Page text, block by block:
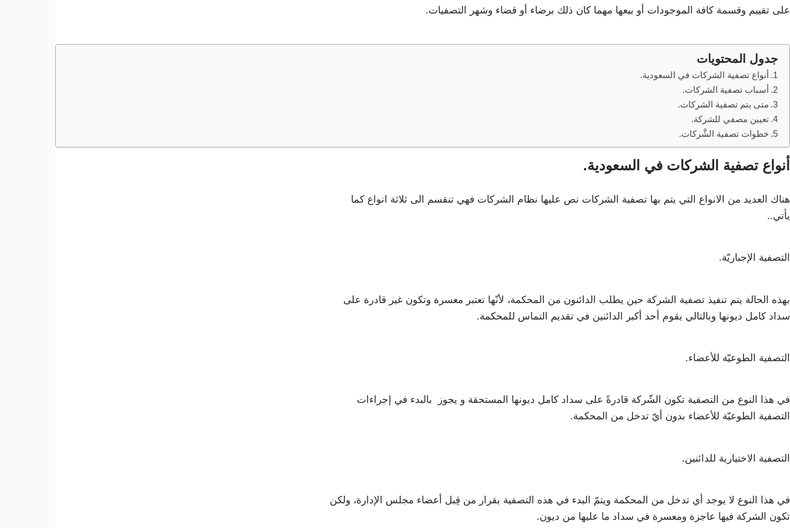
على تقييم وقسمة كافة الموجودات أو بيعها مهما كان ذلك برضاء أو قضاء وشهر التصفيات.
جدول المحتويات
أنواع تصفية الشركات في السعودية.
أسباب تصفية الشركات.
متى يتم تصفية الشركات.
تعيين مصفي للشركة.
خطوات تصفية الشَّركات.
أنواع تصفية الشركات في السعودية.
هناك العديد من الانواع التي يتم بها تصفية الشركات نص عليها نظام الشركات فهي تنقسم الى ثلاثة انواع كما
يأتي..
التصفية الإجباريّة.
بهذه الحالة يتم تنفيذ تصفية الشركة حين يطلب الدائنون من المحكمة، لأنّها تعتبر معسرة وتكون غير قادرة على
سداد كامل ديونها وبالتالي يقوم أحد أكبر الدائنين في تقديم التماس للمحكمة.
التصفية الطوعيّة للأعضاء.
في هذا النوع من التصفية تكون الشّركة قادرةً على سداد كامل ديونها المستحقة و يجوز بالبدء في إجراءات
التصفية الطوعيّة للأعضاء بدون أيّ تدخل من المحكمة.
التصفية الاختيارية للدائنين.
في هذا النوع لا يوجد أي تدخل من المحكمة ويتمّ البدء في هذه التصفية بقرار من قِبل أعضاء مجلس الإدارة، ولكن
تكون الشركة فيها عاجزة ومعسرة في سداد ما عليها من ديون.